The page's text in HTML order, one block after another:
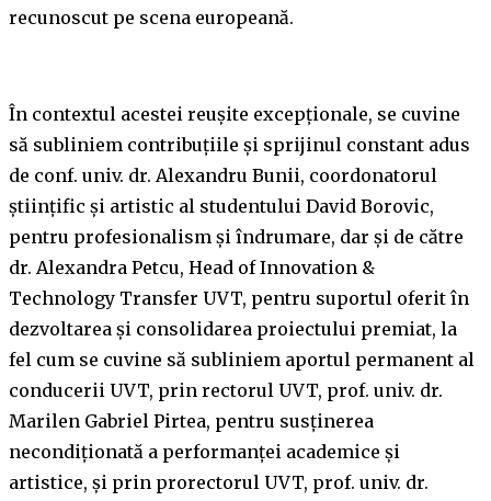
recunoscut pe scena europeană.
În contextul acestei reușite excepționale, se cuvine
să subliniem contribuțiile și sprijinul constant adus
de conf. univ. dr. Alexandru Bunii, coordonatorul
științific și artistic al studentului David Borovic,
pentru profesionalism și îndrumare, dar și de către
dr. Alexandra Petcu, Head of Innovation &
Technology Transfer UVT, pentru suportul oferit în
dezvoltarea și consolidarea proiectului premiat, la
fel cum se cuvine să subliniem aportul permanent al
conducerii UVT, prin rectorul UVT, prof. univ. dr.
Marilen Gabriel Pirtea, pentru susținerea
necondiționată a performanței academice și
artistice, și prin prorectorul UVT, prof. univ. dr.